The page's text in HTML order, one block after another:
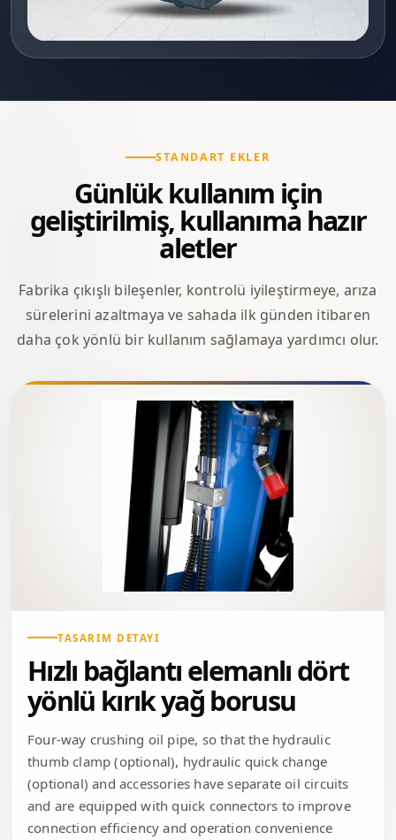
STANDART EKLER
Günlük kullanım için
geliştirilmiş, kullanıma hazır
aletler
Fabrika çıkışlı bileşenler, kontrolü iyileştirmeye, arıza
sürelerini azaltmaya ve sahada ilk günden itibaren
daha çok yönlü bir kullanım sağlamaya yardımcı olur.
TASARIM DETAYI
Hızlı bağlantı elemanlı dört
yönlü kırık yağ borusu
Four-way crushing oil pipe, so that the hydraulic
thumb clamp (optional), hydraulic quick change
(optional) and accessories have separate oil circuits
and are equipped with quick connectors to improve
connection efficiency and operation convenience